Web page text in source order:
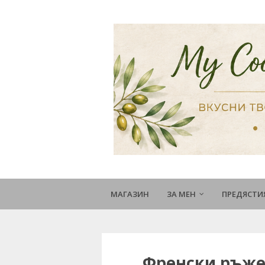
МАГАЗИН ЗА МЕН